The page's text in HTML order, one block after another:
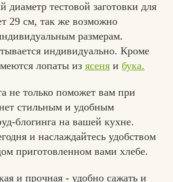
тестовой заготовки для
29 см, так же возможно
размерам.
индивидуально. Кроме
лопаты из ясеня и бука.
не только поможет вам при
стильным и удобным
блогинга на вашей кухне.
и наслаждайтесь удобством
приготовленном вами хлебе.
и прочная - удобно сажать и